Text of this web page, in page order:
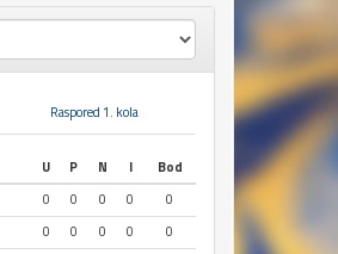
Raspored 1. kola
U P N I
Bod
0 0 0 0
0
0 0 0 0
0